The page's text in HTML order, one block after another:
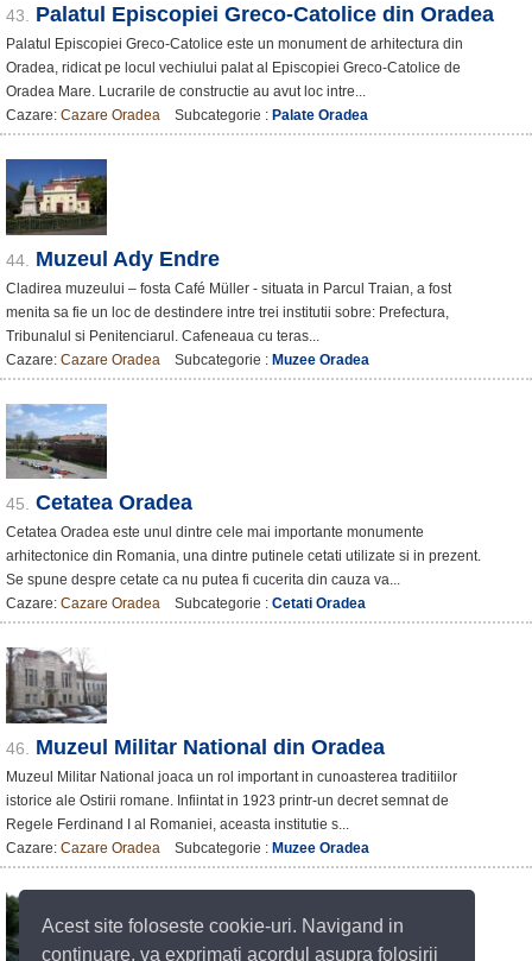
Acest site foloseste cookie-uri. Navigand in
continuare, va exprimati acordul asupra folosirii
43. Palatul Episcopiei Greco-Catolice din Oradea
Palatul Episcopiei Greco-Catolice este un monument de arhitectura din
Oradea, ridicat pe locul vechiului palat al Episcopiei Greco-Catolice de
Oradea Mare. Lucrarile de constructie au avut loc intre...
Cazare: Cazare Oradea Subcategorie : Palate Oradea
44. Muzeul Ady Endre
Cladirea muzeului – fosta Café Müller - situata in Parcul Traian, a fost
menita sa fie un loc de destindere intre trei institutii sobre: Prefectura,
Tribunalul si Penitenciarul. Cafeneaua cu teras...
Cazare: Cazare Oradea Subcategorie : Muzee Oradea
45. Cetatea Oradea
Cetatea Oradea este unul dintre cele mai importante monumente
arhitectonice din Romania, una dintre putinele cetati utilizate si in prezent.
Se spune despre cetate ca nu putea fi cucerita din cauza va...
Cazare: Cazare Oradea Subcategorie : Cetati Oradea
46. Muzeul Militar National din Oradea
Muzeul Militar National joaca un rol important in cunoasterea traditiilor
istorice ale Ostirii romane. Infiintat in 1923 printr-un decret semnat de
Regele Ferdinand I al Romaniei, aceasta institutie s...
Cazare: Cazare Oradea Subcategorie : Muzee Oradea